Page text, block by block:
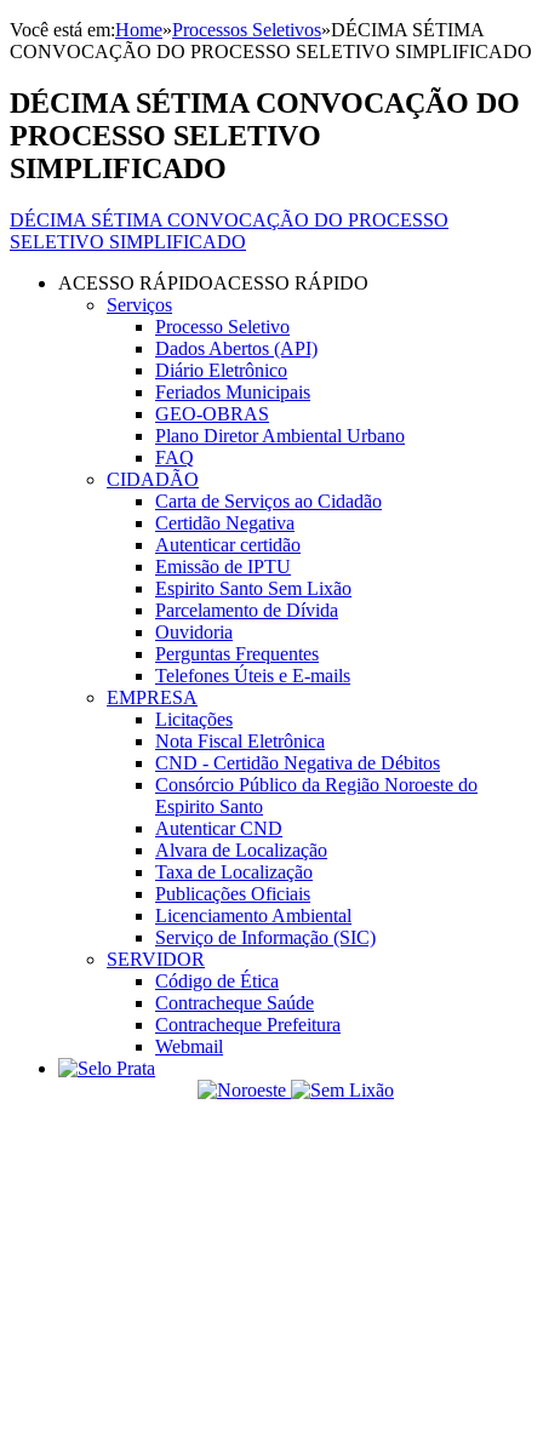
Você está em:Home»Processos Seletivos»DÉCIMA SÉTIMA
CONVOCAÇÃO DO PROCESSO SELETIVO SIMPLIFICADO
DÉCIMA SÉTIMA CONVOCAÇÃO DO
PROCESSO SELETIVO
SIMPLIFICADO
DÉCIMA SÉTIMA CONVOCAÇÃO DO PROCESSO
SELETIVO SIMPLIFICADO
ACESSO RÁPIDOACESSO RÁPIDO
Serviços
Processo Seletivo
Dados Abertos (API)
Diário Eletrônico
Feriados Municipais
GEO-OBRAS
Plano Diretor Ambiental Urbano
FAQ
CIDADÃO
Carta de Serviços ao Cidadão
Certidão Negativa
Autenticar certidão
Emissão de IPTU
Espirito Santo Sem Lixão
Parcelamento de Dívida
Ouvidoria
Perguntas Frequentes
Telefones Úteis e E-mails
EMPRESA
Licitações
Nota Fiscal Eletrônica
CND - Certidão Negativa de Débitos
Consórcio Público da Região Noroeste do
Espirito Santo
Autenticar CND
Alvara de Localização
Taxa de Localização
Publicações Oficiais
Licenciamento Ambiental
Serviço de Informação (SIC)
SERVIDOR
Código de Ética
Contracheque Saúde
Contracheque Prefeitura
Webmail